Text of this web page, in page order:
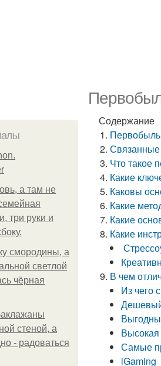
а там не
три руки и
смородины, а
светлой
чёрная
стеной, а
- радоваться
Содержание
Что такое
Какие
Каковы
Какие
Какие
Какие
В чем
Из чего
Высокая
Самые
iGaming